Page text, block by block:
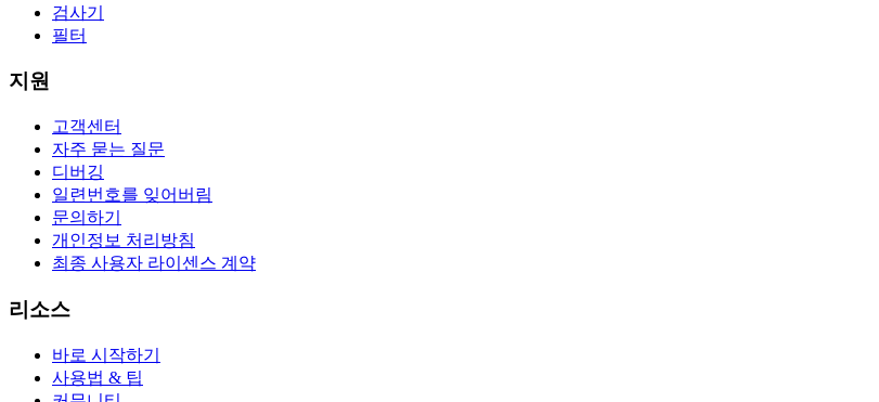
검사기
필터
지원
고객센터
자주 묻는 질문
디버깅
일련번호를 잊어버림
문의하기
개인정보 처리방침
최종 사용자 라이센스 계약
리소스
바로 시작하기
사용법 & 팁